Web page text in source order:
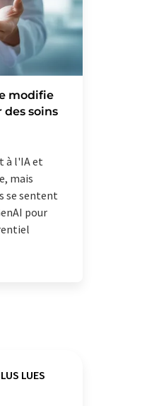
modifie
soins
à l'IA et
mais
se sentent
pour
LUES